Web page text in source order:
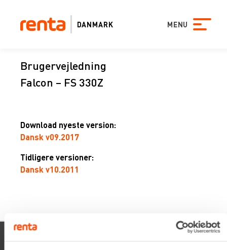
DANMARK MENU
Brugervejledning
Falcon – FS 330Z
Download nyeste version:
Dansk v09.2017
Tidligere versioner:
Dansk v10.2011
05/02/2026